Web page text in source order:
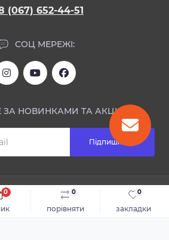
порівняти
0
закладки
0
0
До кошика
(067) 652-44-51
СОЦ МЕРЕЖІ:
ЗА НОВИНКАМИ ТА АКЦІЯМИ:
Підпишіться